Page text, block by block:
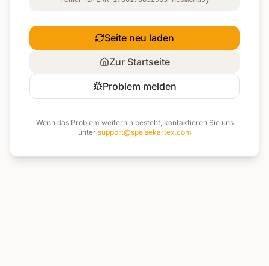
Seite neu laden
Zur Startseite
Problem melden
Wenn das Problem weiterhin besteht, kontaktieren Sie uns
unter support@speisekartex.com